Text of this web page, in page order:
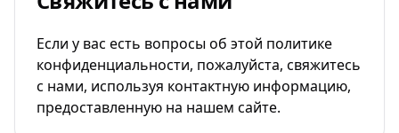
Если у вас есть вопросы об этой политике
конфиденциальности, пожалуйста, свяжитесь
с нами, используя контактную информацию,
предоставленную на нашем сайте.